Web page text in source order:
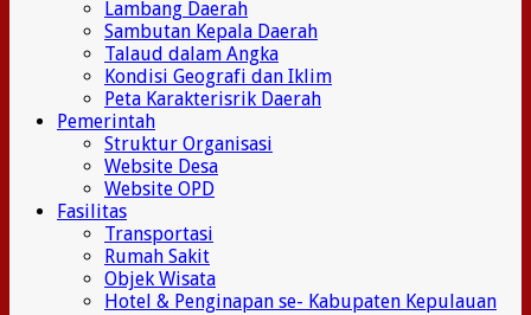
Lambang Daerah
Sambutan Kepala Daerah
Talaud dalam Angka
Kondisi Geografi dan Iklim
Peta Karakterisrik Daerah
Pemerintah
Struktur Organisasi
Website Desa
Website OPD
Fasilitas
Transportasi
Rumah Sakit
Objek Wisata
Hotel & Penginapan se- Kabupaten Kepulauan